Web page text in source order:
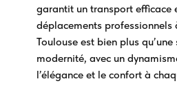
garantit un transport efficace
déplacements professionnels
Toulouse est bien plus
modernité, avec un
l’élégance et le confort à